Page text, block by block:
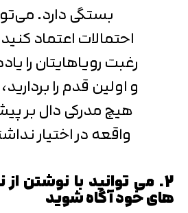
بستگی دارد.
احتمالات اعتماد
رغبت رویاهایتان را
و اولین قدم را
هیچ مدرکی دال بر
واقعه در اختیار
2. می توانید با نوشتن
های خود آگاه شوید